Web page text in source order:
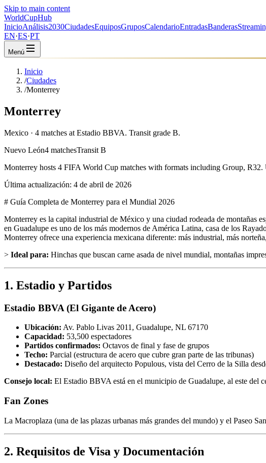
Skip to main content
WorldCupHub
InicioAnálisis2030CiudadesEquiposGruposCalendarioEntradasBanderas
EN·ES·PT
Menú
Inicio
/Ciudades
/Monterrey
Monterrey
Mexico · 4 matches at Estadio BBVA. Transit grade B.
Nuevo León4 matchesTransit B
Monterrey hosts 4 FIFA World Cup matches with formats including Group, R32.
Última actualización: 4 de abril de 2026
# Guía Completa de Monterrey para el Mundial 2026
Monterrey es la capital industrial de México y una ciudad rodeada de montañas
en Guadalupe es uno de los más modernos de América Latina, casa de los
Monterrey ofrece una experiencia mexicana diferente: más industrial, más
> Ideal para: Hinchas que buscan carne asada de nivel mundial, montañas
1. Estadio y Partidos
Estadio BBVA (El Gigante de Acero)
Ubicación: Av. Pablo Livas 2011, Guadalupe, NL 67170
Capacidad: 53,500 espectadores
Partidos confirmados: Octavos de final y fase de grupos
Techo: Parcial (estructura de acero que cubre gran parte de las tribunas)
Destacado: Diseño del arquitecto Populous, vista del Cerro de la Silla
Consejo local: El Estadio BBVA está en el municipio de Guadalupe, al este del
Fan Zones
La Macroplaza (una de las plazas urbanas más grandes del mundo) y el Paseo
2. Requisitos de Visa y Documentación